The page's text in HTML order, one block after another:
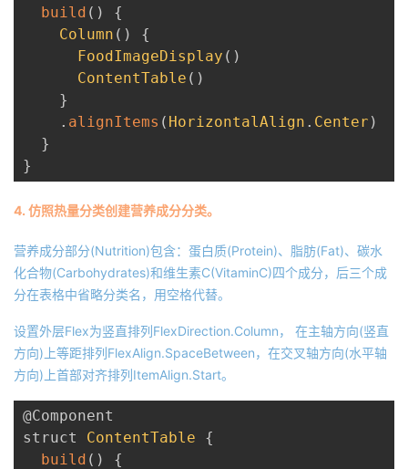
build ( )
{
Column ( )
{
FoodImageDisplay ( )
ContentTable ( )
}
. alignItems ( HorizontalAlign . Center )
}
}
4. 仿照热量分类创建营养成分分类。
营养成分部分(Nutrition)包含：蛋白质(Protein)、脂肪(Fat)、碳水
化合物(Carbohydrates)和维生素C(VitaminC)四个成分，后三个成
分在表格中省略分类名，用空格代替。
设置外层Flex为竖直排列FlexDirection.Column， 在主轴方向(竖直
方向)上等距排列FlexAlign.SpaceBetween，在交叉轴方向(水平轴
方向)上首部对齐排列ItemAlign.Start。
@Component
struct ContentTable
{
build ( )
{